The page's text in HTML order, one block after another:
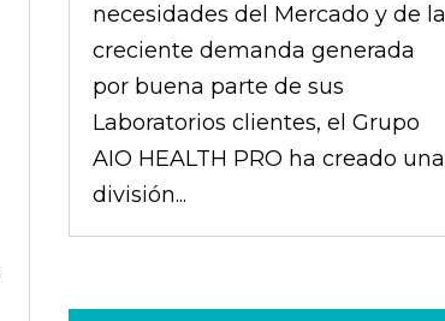
necesidades del Mercado y de la
creciente demanda generada
por buena parte de sus
Laboratorios clientes, el Grupo
AIO HEALTH PRO ha creado una
división...